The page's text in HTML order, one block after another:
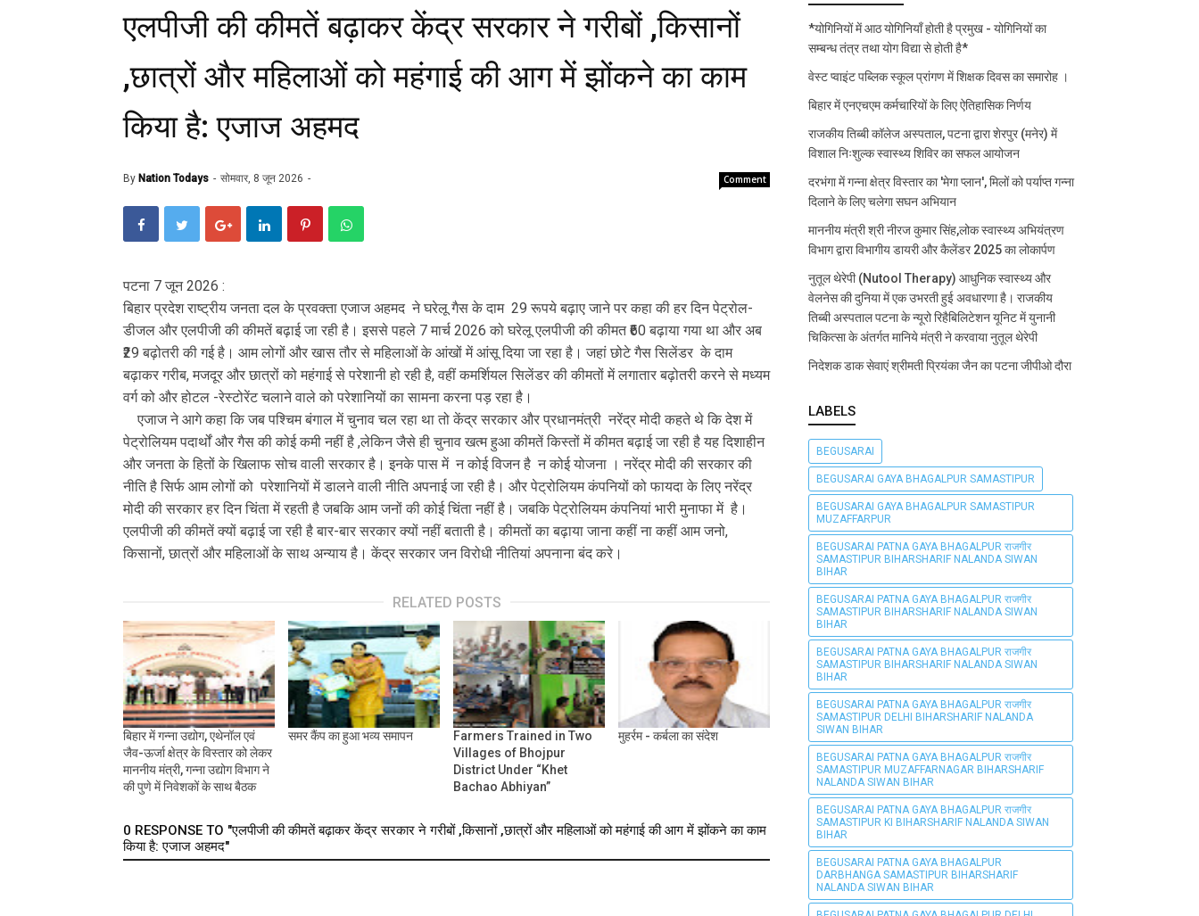
एलपीजी की कीमतें बढ़ाकर केंद्र सरकार ने गरीबों ,किसानों
,छात्रों और महिलाओं को महंगाई की आग में झोंकने का काम
किया है: एजाज अहमद
By Nation Todays सोमवार, 8 जून 2026 Comment
पटना 7 जून 2026 :
बिहार प्रदेश राष्ट्रीय जनता दल के प्रवक्ता एजाज अहमद ने घरेलू गैस के दाम 29 रूपये बढ़ाए जाने पर कहा की हर दिन पेट्रोल-
डीजल और एलपीजी की कीमतें बढ़ाई जा रही है। इससे पहले 7 मार्च 2026 को घरेलू एलपीजी की कीमत ₹60 बढ़ाया गया था और अब
₹29 बढ़ोतरी की गई है। आम लोगों और खास तौर से महिलाओं के आंखों में आंसू दिया जा रहा है। जहां छोटे गैस सिलेंडर के दाम
बढ़ाकर गरीब, मजदूर और छात्रों को महंगाई से परेशानी हो रही है, वहीं कमर्शियल सिलेंडर की कीमतों में लगातार बढ़ोतरी करने से मध्यम
वर्ग को और होटल -रेस्टोरेंट चलाने वाले को परेशानियों का सामना करना पड़ रहा है।
एजाज ने आगे कहा कि जब पश्चिम बंगाल में चुनाव चल रहा था तो केंद्र सरकार और प्रधानमंत्री नरेंद्र मोदी कहते थे कि देश में
पेट्रोलियम पदार्थों और गैस की कोई कमी नहीं है ,लेकिन जैसे ही चुनाव खत्म हुआ कीमतें किस्तों में कीमत बढ़ाई जा रही है यह दिशाहीन
और जनता के हितों के खिलाफ सोच वाली सरकार है। इनके पास में न कोई विजन है न कोई योजना । नरेंद्र मोदी की सरकार की‌
नीति है सिर्फ आम लोगों को परेशानियों में डालने वाली नीति अपनाई जा रही है। और पेट्रोलियम कंपनियों को फायदा के लिए नरेंद्र
मोदी की सरकार हर दिन चिंता में रहती है जबकि आम जनों की कोई चिंता नहीं है। जबकि पेट्रोलियम कंपनियां भारी मुनाफा में है।
एलपीजी की कीमतें क्यों बढ़ाई जा रही है बार-बार सरकार क्यों नहीं बताती है। कीमतों का बढ़ाया जाना कहीं ना कहीं आम जनो,
किसानों, छात्रों और महिलाओं के साथ अन्याय है। केंद्र सरकार जन विरोधी नीतियां अपनाना बंद करे।
RELATED POSTS
बिहार में गन्ना उद्योग, एथेनॉल एवं
जैव-ऊर्जा क्षेत्र के विस्तार को लेकर
माननीय मंत्री, गन्ना उद्योग विभाग ने
की पुणे में निवेशकों के साथ बैठक
समर कैंप का हुआ भव्य समापन
Farmers Trained in Two
Villages of Bhojpur
District Under “Khet
Bachao Abhiyan”
मुहर्रम - कर्बला का संदेश
0 RESPONSE TO "एलपीजी की कीमतें बढ़ाकर केंद्र सरकार ने गरीबों ,किसानों ,छात्रों और महिलाओं को महंगाई की आग में झोंकने का काम
किया है: एजाज अहमद"
*योगिनियों में आठ योगिनियाँ होती है प्रमुख - योगिनियों का
सम्बन्ध तंत्र तथा योग विद्या से होती है*
वेस्ट प्वाइंट पब्लिक स्कूल प्रांगण में शिक्षक दिवस का समारोह ।
बिहार में एनएचएम कर्मचारियों के लिए ऐतिहासिक निर्णय
राजकीय तिब्बी कॉलेज अस्पताल, पटना द्वारा शेरपुर (मनेर) में
विशाल निःशुल्क स्वास्थ्य शिविर का सफल आयोजन
दरभंगा में गन्ना क्षेत्र विस्तार का 'मेगा प्लान', मिलों को पर्याप्त गन्ना
दिलाने के लिए चलेगा सघन अभियान
माननीय मंत्री श्री नीरज कुमार सिंह,लोक स्वास्थ्य अभियंत्रण
विभाग द्वारा विभागीय डायरी और कैलेंडर 2025 का लोकार्पण
नुतूल थेरेपी (Nutool Therapy) आधुनिक स्वास्थ्य और
वेलनेस की दुनिया में एक उभरती हुई अवधारणा है। राजकीय
तिब्बी अस्पताल पटना के न्यूरो रिहैबिलिटेशन यूनिट में युनानी
चिकित्सा के अंतर्गत मानिये मंत्री ने करवाया नुतूल थेरेपी
निदेशक डाक सेवाएं श्रीमती प्रियंका जैन का पटना जीपीओ दौरा
LABELS
BEGUSARAI
BEGUSARAI GAYA BHAGALPUR SAMASTIPUR
BEGUSARAI GAYA BHAGALPUR SAMASTIPUR
MUZAFFARPUR
BEGUSARAI PATNA GAYA BHAGALPUR राजगीर
SAMASTIPUR BIHARSHARIF NALANDA SIWAN
BIHAR
BEGUSARAI PATNA GAYA BHAGALPUR राजगीर
SAMASTIPUR BIHARSHARIF NALANDA SIWAN
BIHAR
BEGUSARAI PATNA GAYA BHAGALPUR राजगीर
SAMASTIPUR BIHARSHARIF NALANDA SIWAN
BIHAR
BEGUSARAI PATNA GAYA BHAGALPUR राजगीर
SAMASTIPUR DELHI BIHARSHARIF NALANDA
SIWAN BIHAR
BEGUSARAI PATNA GAYA BHAGALPUR राजगीर
SAMASTIPUR MUZAFFARNAGAR BIHARSHARIF
NALANDA SIWAN BIHAR
BEGUSARAI PATNA GAYA BHAGALPUR राजगीर
SAMASTIPUR KI BIHARSHARIF NALANDA SIWAN
BIHAR
BEGUSARAI PATNA GAYA BHAGALPUR
DARBHANGA SAMASTIPUR BIHARSHARIF
NALANDA SIWAN BIHAR